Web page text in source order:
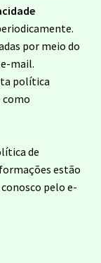
por meio do
mail.
política
como
de
estão
pelo e-